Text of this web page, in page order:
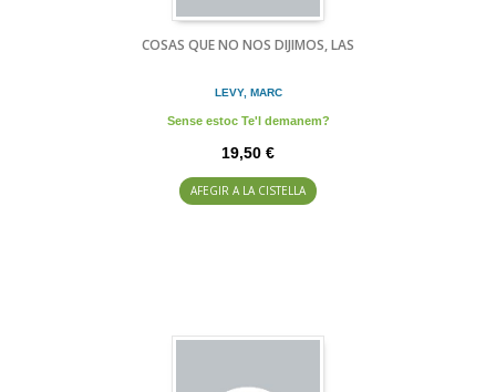
COSAS QUE NO NOS DIJIMOS, LAS
LEVY, MARC
Sense estoc Te'l demanem?
19,50 €
AFEGIR A LA CISTELLA